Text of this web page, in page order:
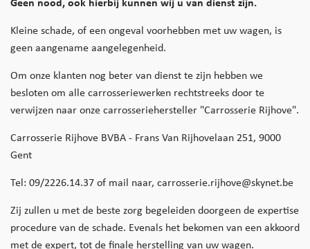
Geen nood, ook hierbij kunnen wij u van dienst zijn.
Kleine schade, of een ongeval voorhebben met uw wagen, is
geen aangename aangelegenheid.
Om onze klanten nog beter van dienst te zijn hebben we
besloten om alle carrosseriewerken rechtstreeks door te
verwijzen naar onze carrosseriehersteller "Carrosserie Rijhove".
Carrosserie Rijhove BVBA - Frans Van Rijhovelaan 251, 9000
Gent
Tel: 09/2226.14.37 of mail naar, carrosserie.rijhove@skynet.be
Zij zullen u met de beste zorg begeleiden doorgeen de expertise
procedure van de schade. Evenals het bekomen van een akkoord
met de expert, tot de finale herstelling van uw wagen.